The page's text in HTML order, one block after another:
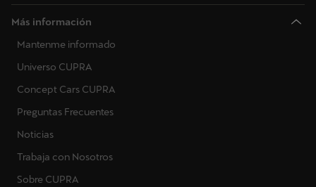
Más información
Mantenme informado
Universo CUPRA
Concept Cars CUPRA
Preguntas Frecuentes
Noticias
Trabaja con Nosotros
Sobre CUPRA